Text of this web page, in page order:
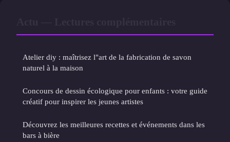
Atelier diy : maîtrisez l"art de la fabrication de savon
naturel à la maison
Concours de dessin écologique pour enfants : votre guide
créatif pour inspirer les jeunes artistes
Découvrez les meilleures recettes et événements dans les
bars à bière